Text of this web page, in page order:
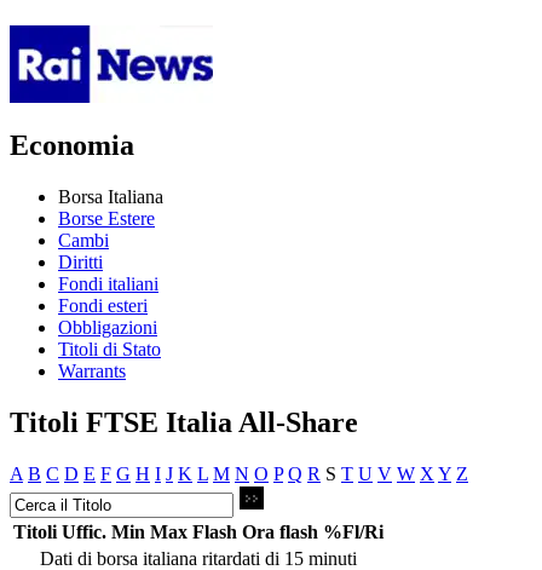
Economia
Borsa Italiana
Borse Estere
Cambi
Diritti
Fondi italiani
Fondi esteri
Obbligazioni
Titoli di Stato
Warrants
Titoli FTSE Italia All-Share
A B C D E F G H I J K L M N O P Q R S T U V W X Y Z
Titoli Uffic. Min Max Flash Ora flash %Fl/Ri
Dati di borsa italiana ritardati di 15 minuti